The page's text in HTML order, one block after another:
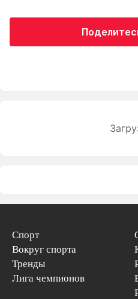
Спорт
Вокруг спорта
Тренды
Лига чемпионов